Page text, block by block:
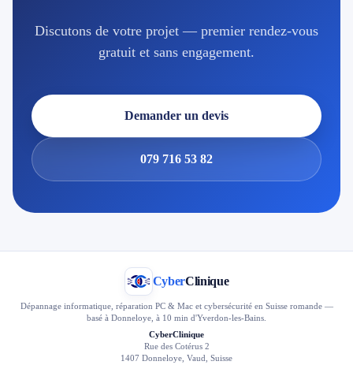
Discutons de votre projet — premier rendez-vous
gratuit et sans engagement.
Demander un devis
079 716 53 82
CyberClinique
Dépannage informatique, réparation PC & Mac et cybersécurité en Suisse romande —
basé à Donneloye, à 10 min d'Yverdon-les-Bains.
CyberClinique
Rue des Cotérus 2
1407 Donneloye, Vaud, Suisse